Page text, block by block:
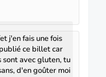
j'en fais une fois
ce billet car
sont avec gluten, tu
d'en goûter moi